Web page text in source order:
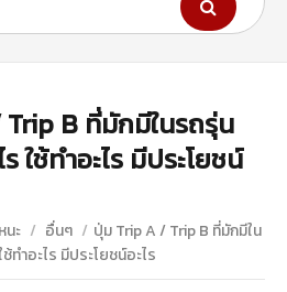
B ที่มักมีในรถรุ่น
ใช้ทำอะไร มีประโยชน์
นะ / อื่นๆ / ปุ่ม Trip A / Trip B ที่มักมีใน
ทำอะไร มีประโยชน์อะไร